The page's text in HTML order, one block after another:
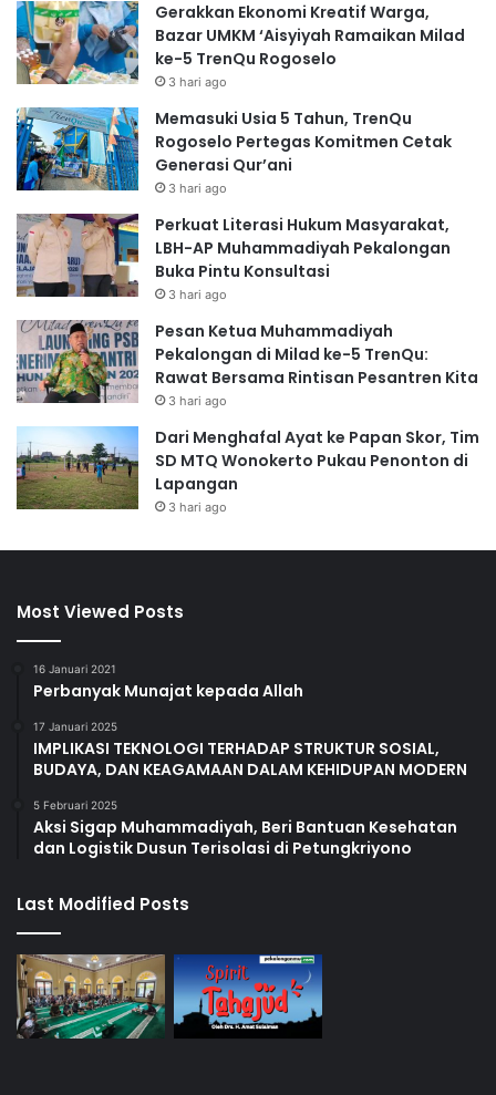
Gerakkan Ekonomi Kreatif Warga,
Bazar UMKM ‘Aisyiyah Ramaikan Milad
ke-5 TrenQu Rogoselo
3 hari ago
Memasuki Usia 5 Tahun, TrenQu
Rogoselo Pertegas Komitmen Cetak
Generasi Qur’ani
3 hari ago
Perkuat Literasi Hukum Masyarakat,
LBH-AP Muhammadiyah Pekalongan
Buka Pintu Konsultasi
3 hari ago
Pesan Ketua Muhammadiyah
Pekalongan di Milad ke-5 TrenQu:
Rawat Bersama Rintisan Pesantren Kita
3 hari ago
Dari Menghafal Ayat ke Papan Skor, Tim
SD MTQ Wonokerto Pukau Penonton di
Lapangan
3 hari ago
Most Viewed Posts
16 Januari 2021
Perbanyak Munajat kepada Allah
17 Januari 2025
IMPLIKASI TEKNOLOGI TERHADAP STRUKTUR SOSIAL,
BUDAYA, DAN KEAGAMAAN DALAM KEHIDUPAN MODERN
5 Februari 2025
Aksi Sigap Muhammadiyah, Beri Bantuan Kesehatan
dan Logistik Dusun Terisolasi di Petungkriyono
Last Modified Posts